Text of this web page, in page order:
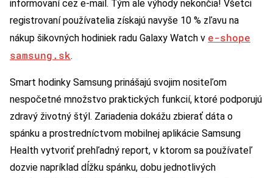
informovaní cez e-mail. Tým ale výhody nekončia! Všetci
registrovaní používatelia získajú navyše 10 % zľavu na
nákup šikovných hodiniek radu Galaxy Watch v e-shope
samsung.sk.
Smart hodinky Samsung prinášajú svojim nositeľom
nespočetné množstvo praktických funkcií, ktoré podporujú
zdravý životný štýl. Zariadenia dokážu zbierať dáta o
spánku a prostredníctvom mobilnej aplikácie Samsung
Health vytvoriť prehľadný report, v ktorom sa používateľ
dozvie napríklad dĺžku spánku, dobu jednotlivých